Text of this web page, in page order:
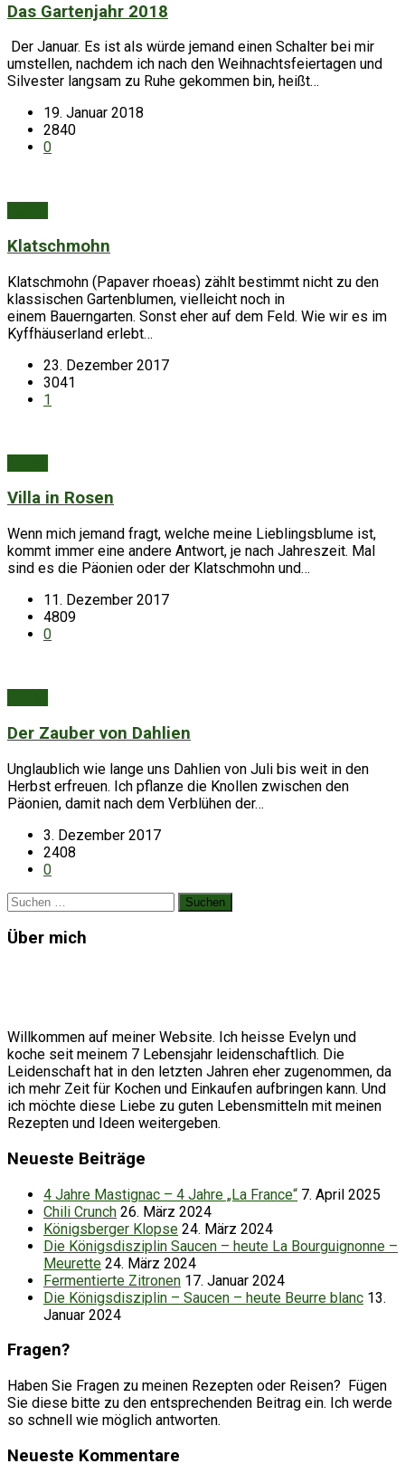
Das Gartenjahr 2018
Der Januar. Es ist als würde jemand einen Schalter bei mir
umstellen, nachdem ich nach den Weihnachtsfeiertagen und
Silvester langsam zu Ruhe gekommen bin, heißt…
19. Januar 2018
2840
0
Klatschmohn
Klatschmohn (Papaver rhoeas) zählt bestimmt nicht zu den
klassischen Gartenblumen, vielleicht noch in
einem Bauerngarten. Sonst eher auf dem Feld. Wie wir es im
Kyffhäuserland erlebt…
23. Dezember 2017
3041
1
Villa in Rosen
Wenn mich jemand fragt, welche meine Lieblingsblume ist,
kommt immer eine andere Antwort, je nach Jahreszeit. Mal
sind es die Päonien oder der Klatschmohn und…
11. Dezember 2017
4809
0
Der Zauber von Dahlien
Unglaublich wie lange uns Dahlien von Juli bis weit in den
Herbst erfreuen. Ich pflanze die Knollen zwischen den
Päonien, damit nach dem Verblühen der…
3. Dezember 2017
2408
0
Suchen
nach:
Über mich
Willkommen auf meiner Website. Ich heisse Evelyn und
koche seit meinem 7 Lebensjahr leidenschaftlich. Die
Leidenschaft hat in den letzten Jahren eher zugenommen, da
ich mehr Zeit für Kochen und Einkaufen aufbringen kann. Und
ich möchte diese Liebe zu guten Lebensmitteln mit meinen
Rezepten und Ideen weitergeben.
Neueste Beiträge
4 Jahre Mastignac – 4 Jahre „La France“ 7. April 2025
Chili Crunch 26. März 2024
Königsberger Klopse 24. März 2024
Die Königsdisziplin Saucen – heute La Bourguignonne –
Meurette 24. März 2024
Fermentierte Zitronen 17. Januar 2024
Die Königsdisziplin – Saucen – heute Beurre blanc 13.
Januar 2024
Fragen?
Haben Sie Fragen zu meinen Rezepten oder Reisen? Fügen
Sie diese bitte zu den entsprechenden Beitrag ein. Ich werde
so schnell wie möglich antworten.
Neueste Kommentare